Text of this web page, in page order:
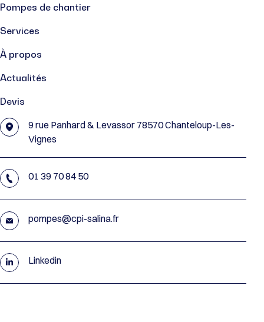
Pompes de chantier
Services
À propos
Actualités
Devis
9 rue Panhard & Levassor 78570 Chanteloup-Les-
Vignes
01 39 70 84 50
pompes@cpi-salina.fr
Linkedin